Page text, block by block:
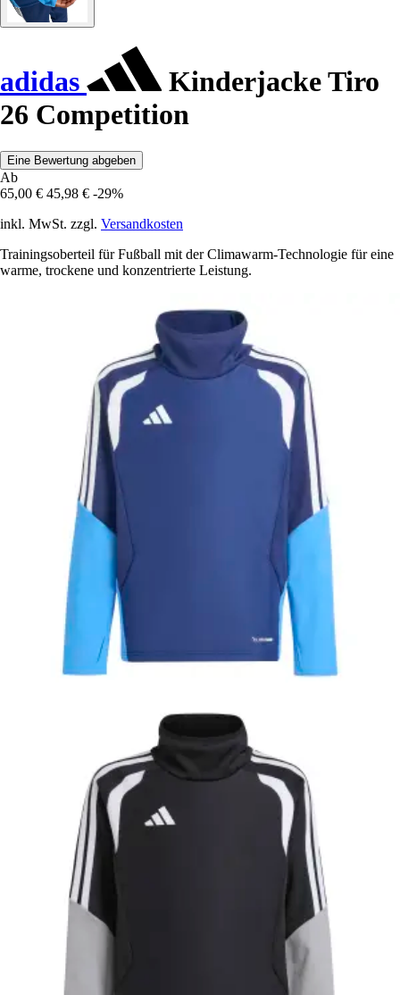
adidas
Kinderjacke Tiro
26 Competition
Eine Bewertung abgeben
Ab
65,00 € 45,98 € -29%
inkl. MwSt. zzgl. Versandkosten
Trainingsoberteil für Fußball mit der Climawarm-Technologie für eine
warme, trockene und konzentrierte Leistung.